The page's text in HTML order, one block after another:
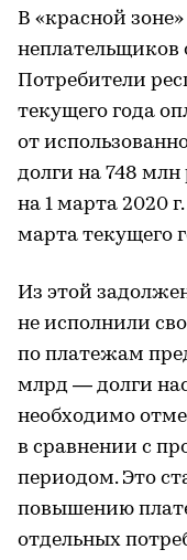
В «красной
неплательщиков
Потребители
текущего года
от
долги на 748
на 1 марта 2020
марта текущего
Из этой
не исполнили
по платежам
млрд — долги
необходимо
в сравнении с
периодом. Это
повышению
отдельных